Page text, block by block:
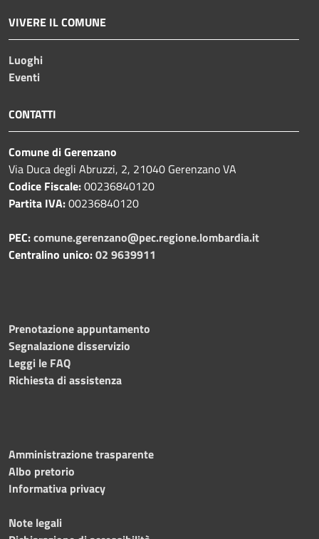
VIVERE IL COMUNE
Luoghi
Eventi
CONTATTI
Comune di Gerenzano
Via Duca degli Abruzzi, 2, 21040 Gerenzano VA
Codice Fiscale:00236840120
Partita IVA:00236840120
PEC:comune.gerenzano@pec.regione.lombardia.it
Centralino unico:02 9639911
Prenotazione appuntamento
Segnalazione disservizio
Leggi le FAQ
Richiesta di assistenza
Amministrazione trasparente
Albo pretorio
Informativa privacy
Note legali